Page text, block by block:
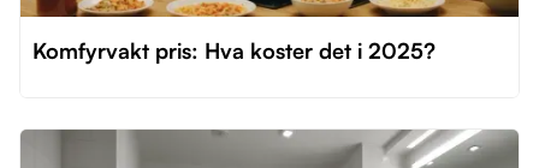
Komfyrvakt pris: Hva koster det i 2025?